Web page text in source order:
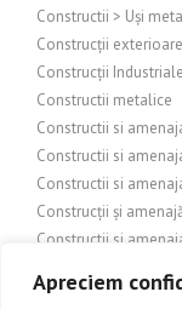
Apreciem
Constructii > Uși
Construcții exterioare
Construcții Industriale
Constructii metalice
Constructii si
Constructii si
Constructii si
Construcții și
Constructii si
Construcții și